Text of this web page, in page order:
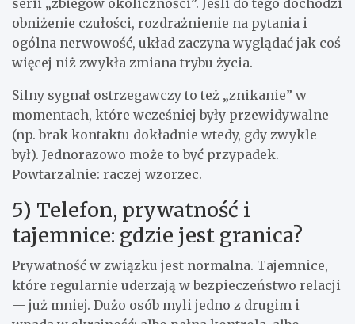
obniżenie czułości, rozdrażnienie na pytania i
ogólna nerwowość, układ zaczyna wyglądać jak coś
więcej niż zwykła zmiana trybu życia.
Silny sygnał ostrzegawczy to też „znikanie” w
momentach, które wcześniej były przewidywalne
(np. brak kontaktu dokładnie wtedy, gdy zwykle
był). Jednorazowo może to być przypadek.
Powtarzalnie: raczej wzorzec.
5) Telefon, prywatność i
tajemnice: gdzie jest granica?
Prywatność w związku jest normalna. Tajemnice,
które regularnie uderzają w bezpieczeństwo relacji
— już mniej. Dużo osób myli jedno z drugim i